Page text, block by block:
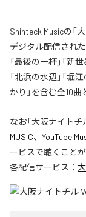
Shinteck Musicの「
デジタル配信された
「最後の一杯」「新
「北浜の水辺」「堀
かり」を含む全10曲
なお「大阪ナイトチ
MUSIC、 YouTube
ービスで聴くことが
各配信サービス：